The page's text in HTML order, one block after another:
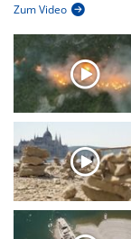
Zum Video